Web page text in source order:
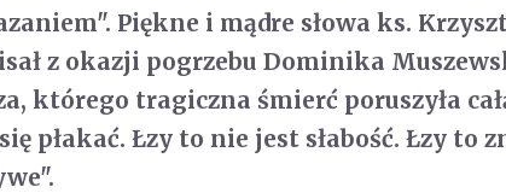
Piękne i mądre słowa ks.
z okazji pogrzebu Dominika
którego tragiczna śmierć poruszyła
płakać.Łzy to nie jest słabość.Łzy to